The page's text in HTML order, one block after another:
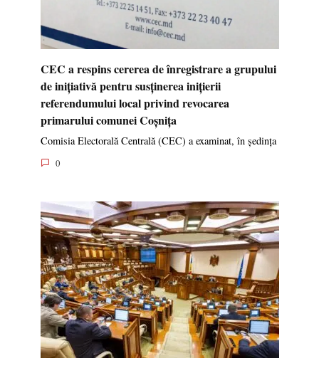
CEC a respins cererea de înregistrare a grupului
de inițiativă pentru susținerea inițierii
referendumului local privind revocarea
primarului comunei Coșnița
Comisia Electorală Centrală (CEC) a examinat, în ședința
0